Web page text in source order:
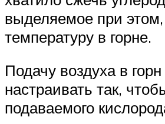
выделяемое при
температуру в горне.
Подачу воздуха в
настраивать так,
подаваемого